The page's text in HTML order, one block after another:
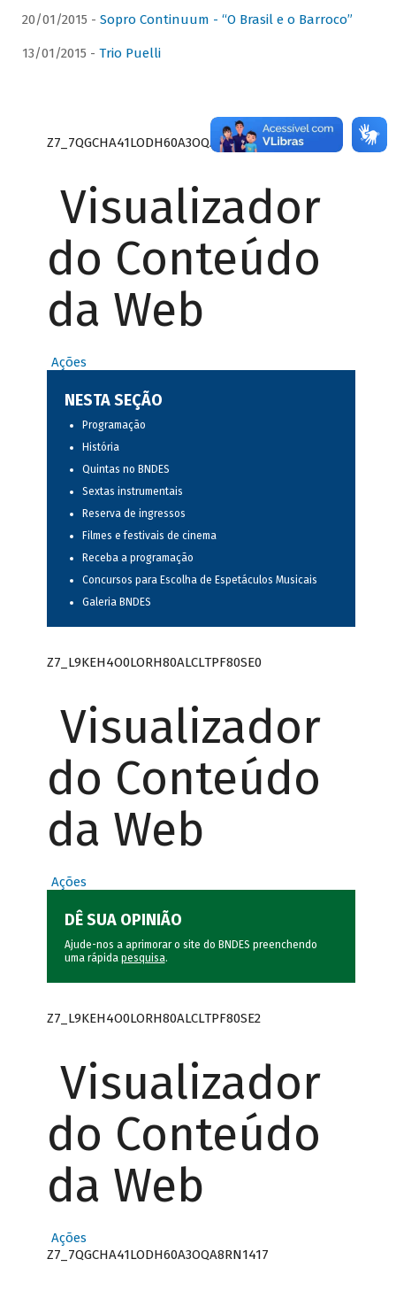
20/01/2015 - Sopro Continuum - “O Brasil e o Barroco”
13/01/2015 - Trio Puelli
Z7_7QGCHA41LODH60A3OQA8RN1415
Visualizador
do Conteúdo
da Web
Ações
NESTA SEÇÃO
Programação
História
Quintas no BNDES
Sextas instrumentais
Reserva de ingressos
Filmes e festivais de cinema
Receba a programação
Concursos para Escolha de Espetáculos Musicais
Galeria BNDES
Z7_L9KEH4O0LORH80ALCLTPF80SE0
Visualizador
do Conteúdo
da Web
Ações
DÊ SUA OPINIÃO
Ajude-nos a aprimorar o site do BNDES preenchendo
uma rápida pesquisa.
Z7_L9KEH4O0LORH80ALCLTPF80SE2
Visualizador
do Conteúdo
da Web
Ações
Z7_7QGCHA41LODH60A3OQA8RN1417